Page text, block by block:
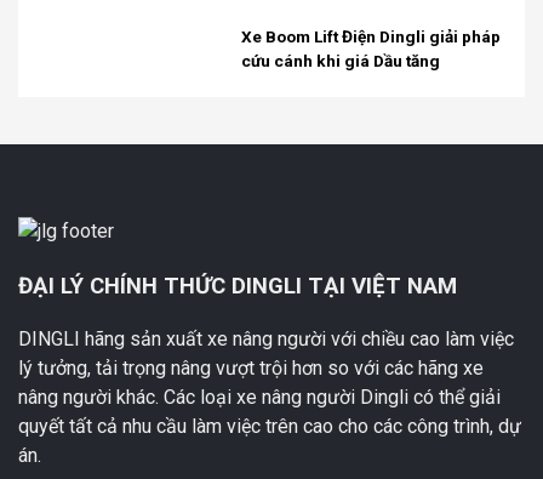
Xe Boom Lift Điện Dingli giải pháp
cứu cánh khi giá Dầu tăng
ĐẠI LÝ CHÍNH THỨC DINGLI TẠI VIỆT NAM
DINGLI hãng sản xuất xe nâng người với chiều cao làm việc
lý tưởng, tải trọng nâng vượt trội hơn so với các hãng xe
nâng người khác. Các loại xe nâng người Dingli có thể giải
quyết tất cả nhu cầu làm việc trên cao cho các công trình, dự
án.